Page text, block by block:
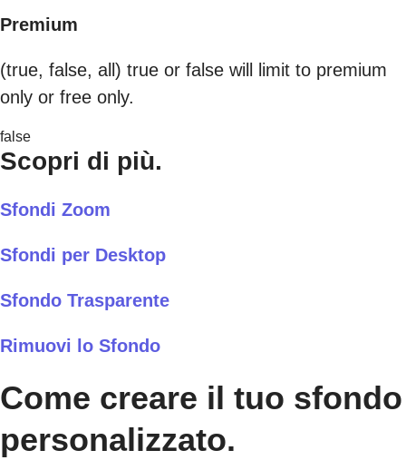
Premium
(true, false, all) true or false will limit to premium
only or free only.
false
Scopri di più.
Sfondi Zoom
Sfondi per Desktop
Sfondo Trasparente
Rimuovi lo Sfondo
Come creare il tuo sfondo
personalizzato.